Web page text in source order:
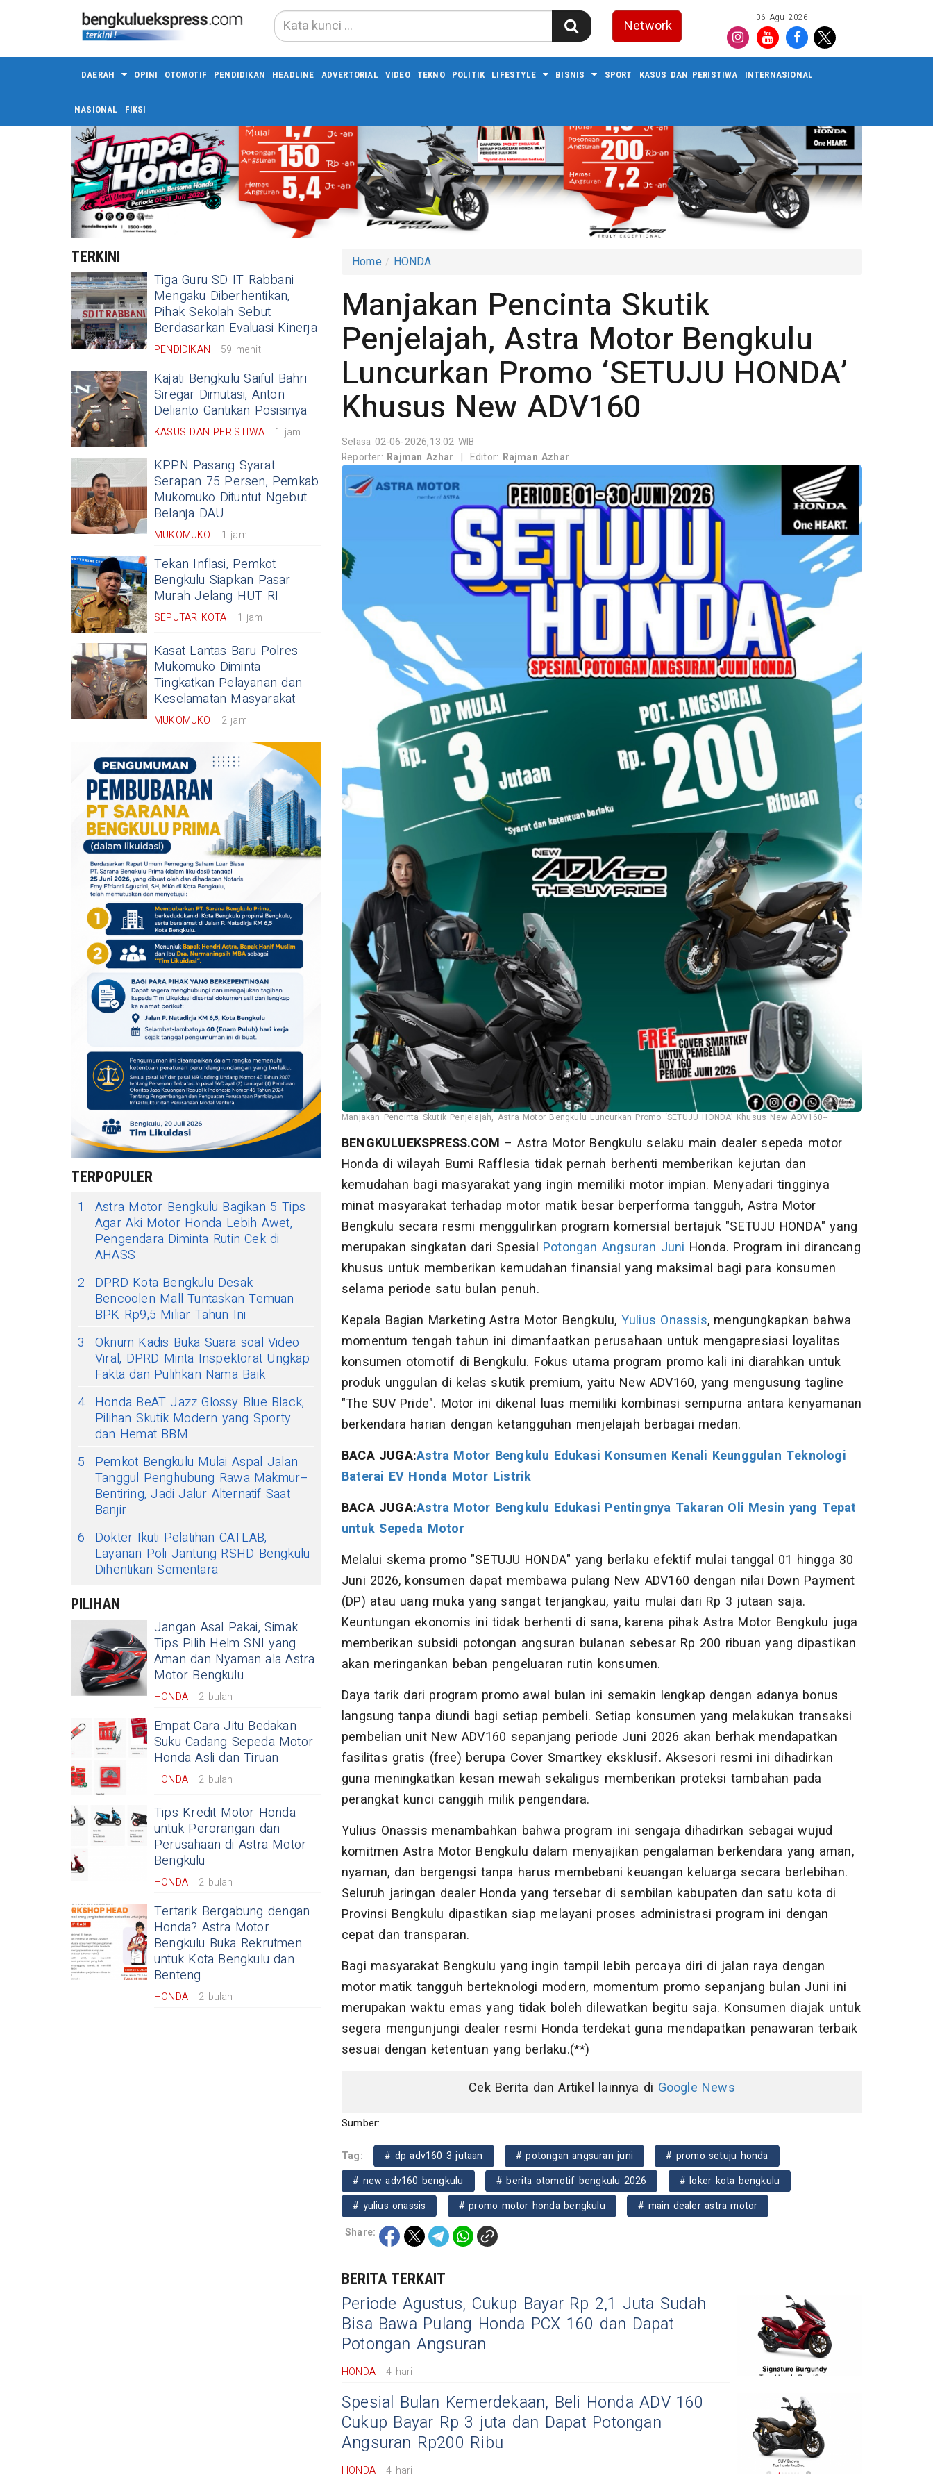
Network 06 Agu 2026
DAERAH OPINI OTOMOTIF PENDIDIKAN HEADLINE ADVERTORIAL VIDEO TEKNO POLITIK LIFESTYLE BISNIS SPORT KASUS DAN PERISTIWA INTERNASIONAL
NASIONAL FIKSI
TERKINI
Tiga Guru SD IT Rabbani
Mengaku Diberhentikan,
Pihak Sekolah Sebut
Berdasarkan Evaluasi Kinerja
PENDIDIKAN 59 menit
Kajati Bengkulu Saiful Bahri
Siregar Dimutasi, Anton
Delianto Gantikan Posisinya
KASUS DAN PERISTIWA 1 jam
KPPN Pasang Syarat
Serapan 75 Persen, Pemkab
Mukomuko Dituntut Ngebut
Belanja DAU
MUKOMUKO 1 jam
Tekan Inflasi, Pemkot
Bengkulu Siapkan Pasar
Murah Jelang HUT RI
SEPUTAR KOTA 1 jam
Kasat Lantas Baru Polres
Mukomuko Diminta
Tingkatkan Pelayanan dan
Keselamatan Masyarakat
MUKOMUKO 2 jam
TERPOPULER
1
Astra Motor Bengkulu Bagikan 5 Tips
Agar Aki Motor Honda Lebih Awet,
Pengendara Diminta Rutin Cek di
AHASS
2
DPRD Kota Bengkulu Desak
Bencoolen Mall Tuntaskan Temuan
BPK Rp9,5 Miliar Tahun Ini
3
Oknum Kadis Buka Suara soal Video
Viral, DPRD Minta Inspektorat Ungkap
Fakta dan Pulihkan Nama Baik
4 Honda BeAT Jazz Glossy Blue Black,
Pilihan Skutik Modern yang Sporty
dan Hemat BBM
5
Pemkot Bengkulu Mulai Aspal Jalan
Tanggul Penghubung Rawa Makmur–
Bentiring, Jadi Jalur Alternatif Saat
Banjir
6
Dokter Ikuti Pelatihan CATLAB,
Layanan Poli Jantung RSHD Bengkulu
Dihentikan Sementara
PILIHAN
Jangan Asal Pakai, Simak
Tips Pilih Helm SNI yang
Aman dan Nyaman ala Astra
Motor Bengkulu
HONDA 2 bulan
Empat Cara Jitu Bedakan
Suku Cadang Sepeda Motor
Honda Asli dan Tiruan
HONDA 2 bulan
Tips Kredit Motor Honda
untuk Perorangan dan
Perusahaan di Astra Motor
Bengkulu
HONDA 2 bulan
Tertarik Bergabung dengan
Honda? Astra Motor
Bengkulu Buka Rekrutmen
untuk Kota Bengkulu dan
Benteng
HONDA 2 bulan
Home HONDA
Manjakan Pencinta Skutik
Penjelajah, Astra Motor Bengkulu
Luncurkan Promo ‘SETUJU HONDA’
Khusus New ADV160
Selasa 02-06-2026,13:02 WIB
Reporter: Rajman Azhar | Editor: Rajman Azhar
Manjakan Pencinta Skutik Penjelajah, Astra Motor Bengkulu Luncurkan Promo ‘SETUJU HONDA’ Khusus New ADV160--
BENGKULUEKSPRESS.COM – Astra Motor Bengkulu selaku main dealer sepeda motor
Honda di wilayah Bumi Rafflesia tidak pernah berhenti memberikan kejutan dan
kemudahan bagi masyarakat yang ingin memiliki motor impian. Menyadari tingginya
minat masyarakat terhadap motor matik besar berperforma tangguh, Astra Motor
Bengkulu secara resmi menggulirkan program komersial bertajuk "SETUJU HONDA" yang
merupakan singkatan dari Spesial Potongan Angsuran Juni Honda. Program ini dirancang
khusus untuk memberikan kemudahan finansial yang maksimal bagi para konsumen
selama periode satu bulan penuh.
Kepala Bagian Marketing Astra Motor Bengkulu, Yulius Onassis, mengungkapkan bahwa
momentum tengah tahun ini dimanfaatkan perusahaan untuk mengapresiasi loyalitas
konsumen otomotif di Bengkulu. Fokus utama program promo kali ini diarahkan untuk
produk unggulan di kelas skutik premium, yaitu New ADV160, yang mengusung tagline
"The SUV Pride". Motor ini dikenal luas memiliki kombinasi sempurna antara kenyamanan
berkendara harian dengan ketangguhan menjelajah berbagai medan.
BACA JUGA:Astra Motor Bengkulu Edukasi Konsumen Kenali Keunggulan Teknologi
Baterai EV Honda Motor Listrik
BACA JUGA:Astra Motor Bengkulu Edukasi Pentingnya Takaran Oli Mesin yang Tepat
untuk Sepeda Motor
Melalui skema promo "SETUJU HONDA" yang berlaku efektif mulai tanggal 01 hingga 30
Juni 2026, konsumen dapat membawa pulang New ADV160 dengan nilai Down Payment
(DP) atau uang muka yang sangat terjangkau, yaitu mulai dari Rp 3 jutaan saja.
Keuntungan ekonomis ini tidak berhenti di sana, karena pihak Astra Motor Bengkulu juga
memberikan subsidi potongan angsuran bulanan sebesar Rp 200 ribuan yang dipastikan
akan meringankan beban pengeluaran rutin konsumen.
Daya tarik dari program promo awal bulan ini semakin lengkap dengan adanya bonus
langsung tanpa diundi bagi setiap pembeli. Setiap konsumen yang melakukan transaksi
pembelian unit New ADV160 sepanjang periode Juni 2026 akan berhak mendapatkan
fasilitas gratis (free) berupa Cover Smartkey eksklusif. Aksesori resmi ini dihadirkan
guna meningkatkan kesan mewah sekaligus memberikan proteksi tambahan pada
perangkat kunci canggih milik pengendara.
Yulius Onassis menambahkan bahwa program ini sengaja dihadirkan sebagai wujud
komitmen Astra Motor Bengkulu dalam menyajikan pengalaman berkendara yang aman,
nyaman, dan bergengsi tanpa harus membebani keuangan keluarga secara berlebihan.
Seluruh jaringan dealer Honda yang tersebar di sembilan kabupaten dan satu kota di
Provinsi Bengkulu dipastikan siap melayani proses administrasi program ini dengan
cepat dan transparan.
Bagi masyarakat Bengkulu yang ingin tampil lebih percaya diri di jalan raya dengan
motor matik tangguh berteknologi modern, momentum promo sepanjang bulan Juni ini
merupakan waktu emas yang tidak boleh dilewatkan begitu saja. Konsumen diajak untuk
segera mengunjungi dealer resmi Honda terdekat guna mendapatkan penawaran terbaik
sesuai dengan ketentuan yang berlaku.(**)
Cek Berita dan Artikel lainnya di Google News
Sumber:
Tag: # dp adv160 3 jutaan # potongan angsuran juni
# promo setuju honda
# new adv160 bengkulu
# berita otomotif bengkulu 2026
# loker kota bengkulu
# yulius onassis
# promo motor honda bengkulu
# main dealer astra motor
Share:
BERITA TERKAIT
Periode Agustus, Cukup Bayar Rp 2,1 Juta Sudah
Bisa Bawa Pulang Honda PCX 160 dan Dapat
Potongan Angsuran
HONDA 4 hari
Spesial Bulan Kemerdekaan, Beli Honda ADV 160
Cukup Bayar Rp 3 juta dan Dapat Potongan
Angsuran Rp200 Ribu
HONDA 4 hari